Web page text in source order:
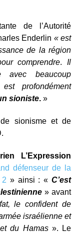
de l’Autorité
Enderlin « est
de la région
comprendre.Il
beaucoup
profondément
sioniste. »
sionisme et de
L’Expression
défenseur de la
2 » ainsi : « C’est
» avant
le confident de
israélienne et
du Hamas». Le